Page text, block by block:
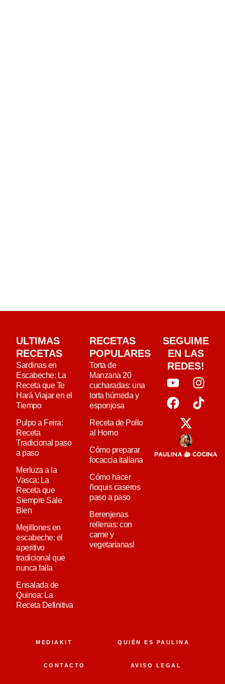
ULTIMAS
RECETAS
Sardinas en
Escabeche: La
Receta que Te
Hará Viajar en el
Tiempo
Pulpo a Feira:
Receta
Tradicional paso
a paso
Merluza a la
Vasca: La
Receta que
Siempre Sale
Bien
Mejillones en
escabeche: el
aperitivo
tradicional que
nunca falla
Ensalada de
Quinoa: La
Receta Definitiva
RECETAS
POPULARES
Torta de
Manzana 20
cucharadas: una
torta húmeda y
esponjosa
Receta de Pollo
al Horno
Cómo preparar
focaccia italiana
Cómo hacer
ñoquis caseros
paso a paso
Berenjenas
rellenas: con
carne y
vegetarianas!
SEGUIME
EN LAS
REDES!
MEDIAKIT QUIÉN ES PAULINA
CONTACTO AVISO LEGAL